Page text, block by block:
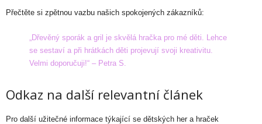
Přečtěte si zpětnou vazbu našich spokojených zákazníků:
„Dřevěný sporák a gril je skvělá hračka pro mé děti. Lehce
se sestaví a při hrátkách děti projevují svoji kreativitu.
Velmi doporučuji!“ – Petra S.
Odkaz na další relevantní článek
Pro další užitečné informace týkající se dětských her a hraček